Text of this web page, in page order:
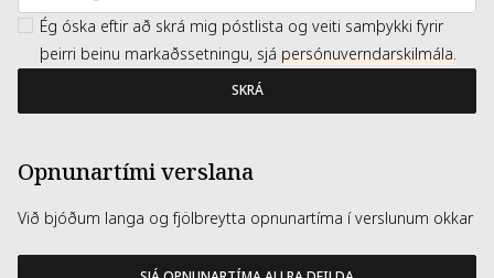
Ég óska eftir að skrá mig póstlista og veiti samþykki fyrir
þeirri beinu markaðssetningu, sjá persónuverndarskilmála.
SKRÁ
Opnunartími verslana
Við bjóðum langa og fjölbreytta opnunartíma í verslunum okkar